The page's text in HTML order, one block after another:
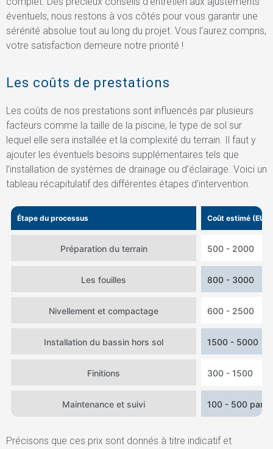
éventuels, nous restons à vos côtés pour vous garantir une
sérénité absolue tout au long du projet. Vous l’aurez compris,
votre satisfaction demeure notre priorité !
Les coûts de prestations
Les coûts de nos prestations sont influencés par plusieurs
facteurs comme la taille de la piscine, le type de sol sur
lequel elle sera installée et la complexité du terrain. Il faut y
ajouter les éventuels besoins supplémentaires tels que
l’installation de systèmes de drainage ou d’éclairage. Voici un
tableau récapitulatif des différentes étapes d’intervention.
Étape du processus Coût estimé (EUR)
Préparation du terrain 500 - 2000
Les fouilles 800 - 3000
Nivellement et compactage 600 - 2500
Installation du bassin hors sol 1500 - 5000
Finitions 300 - 1500
Maintenance et suivi 100 - 500 par
Précisons que ces prix sont donnés à titre indicatif et